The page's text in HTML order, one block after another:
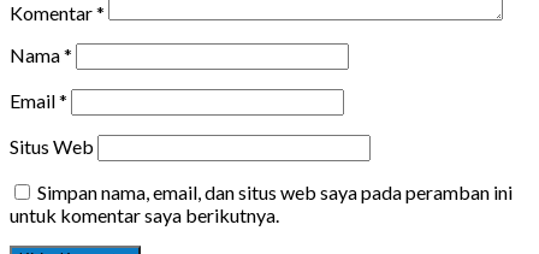
Komentar*
Nama*
Email*
Situs Web
Simpan nama, email, dan situs web saya pada peramban ini
untuk komentar saya berikutnya.